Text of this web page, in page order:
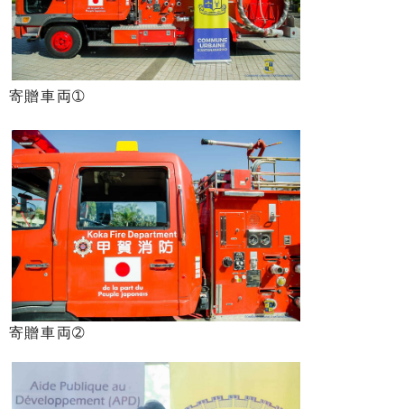
寄贈車両➀
寄贈車両➁